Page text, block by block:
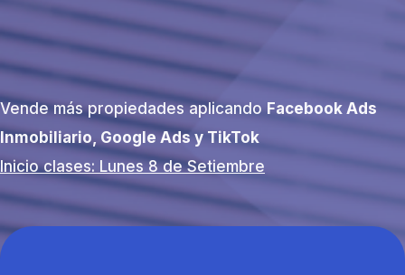
Vende más propiedades aplicando Facebook Ads
Inmobiliario, Google Ads y TikTok
Inicio clases: Lunes 8 de Setiembre